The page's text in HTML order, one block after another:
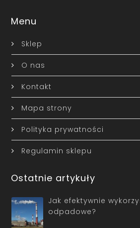
Menu
Sklep
O nas
Kontakt
Mapa strony
Polityka prywatności
Regulamin sklepu
Ostatnie artykuły
Jak efektywnie
odpadowe?